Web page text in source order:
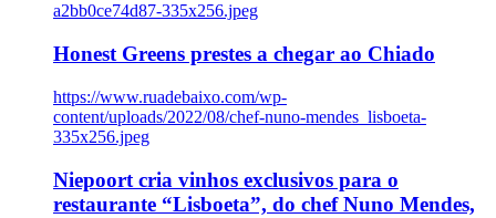
a2bb0ce74d87-335x256.jpeg
Honest Greens prestes a chegar ao Chiado
https://www.ruadebaixo.com/wp-
content/uploads/2022/08/chef-nuno-mendes_lisboeta-
335x256.jpeg
Niepoort cria vinhos exclusivos para o
restaurante “Lisboeta”, do chef Nuno Mendes,